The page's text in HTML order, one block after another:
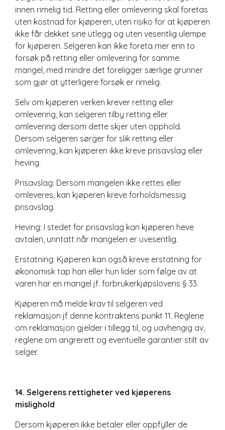
innen rimelig tid. Retting eller omlevering skal foretas
uten kostnad for kjøperen, uten risiko for at kjøperen
ikke får dekket sine utlegg og uten vesentlig ulempe
for kjøperen. Selgeren kan ikke foreta mer enn to
forsøk på retting eller omlevering for samme
mangel, med mindre det foreligger særlige grunner
som gjør at ytterligere forsøk er rimelig.
Selv om kjøperen verken krever retting eller
omlevering, kan selgeren tilby retting eller
omlevering dersom dette skjer uten opphold.
Dersom selgeren sørger for slik retting eller
omlevering, kan kjøperen ikke kreve prisavslag eller
heving.
Prisavslag: Dersom mangelen ikke rettes eller
omleveres, kan kjøperen kreve forholdsmessig
prisavslag.
Heving: I stedet for prisavslag kan kjøperen heve
avtalen, unntatt når mangelen er uvesentlig.
Erstatning: Kjøperen kan også kreve erstatning for
økonomisk tap han eller hun lider som følge av at
varen har en mangel jf. forbrukerkjøpslovens § 33.
Kjøperen må melde krav til selgeren ved
reklamasjon jf denne kontraktens punkt 11. Reglene
om reklamasjon gjelder i tillegg til, og uavhengig av,
reglene om angrerett og eventuelle garantier stilt av
selger.
14. Selgerens rettigheter ved kjøperens
mislighold
Dersom kjøperen ikke betaler eller oppfyller de